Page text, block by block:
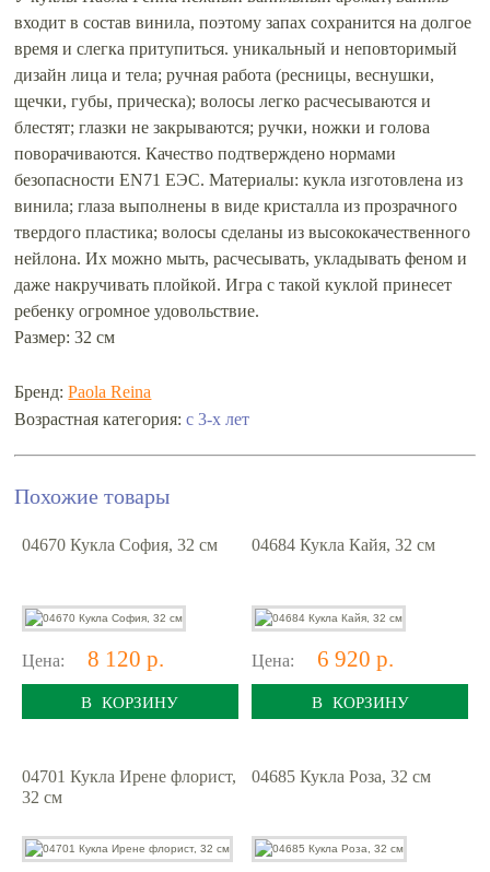
входит в состав винила, поэтому запах сохранится на долгое
время и слегка притупиться. уникальный и неповторимый
дизайн лица и тела; ручная работа (ресницы, веснушки,
щечки, губы, прическа); волосы легко расчесываются и
блестят; глазки не закрываются; ручки, ножки и голова
поворачиваются. Качество подтверждено нормами
безопасности EN71 ЕЭС. Материалы: кукла изготовлена из
винила; глаза выполнены в виде кристалла из прозрачного
твердого пластика; волосы сделаны из высококачественного
нейлона. Их можно мыть, расчесывать, укладывать феном и
даже накручивать плойкой. Игра с такой куклой принесет
ребенку огромное удовольствие.
Размер: 32 см
Бренд:Paola Reina
Возрастная категория:с 3-х лет
Похожие товары
04670 Кукла София, 32 см
Цена: 8 120 р.
В КОРЗИНУ
04684 Кукла Кайя, 32 см
Цена: 6 920 р.
В КОРЗИНУ
04701 Кукла Ирене флорист,
32 см
04685 Кукла Роза, 32 см